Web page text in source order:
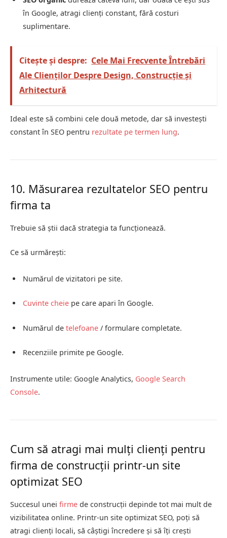
în Google, atragi clienți constant, fără costuri
suplimentare.
Citește și despre: Cele Mai Frecvente Întrebări
Ale Clienților Despre Design, Construcție și
Arhitectură
Ideal este să combini cele două metode, dar să investești
constant în SEO pentru rezultate pe termen lung.
10. Măsurarea rezultatelor SEO pentru
firma ta
Trebuie să știi dacă strategia ta funcționează.
Ce să urmărești:
Numărul de vizitatori pe site.
Cuvinte cheie pe care apari în Google.
Numărul de telefoane / formulare completate.
Recenziile primite pe Google.
Instrumente utile: Google Analytics, Google Search
Console.
Cum să atragi mai mulți clienți pentru
firma de construcții printr-un site
optimizat SEO
Succesul unei firme de construcții depinde tot mai mult de
vizibilitatea online. Printr-un site optimizat SEO, poți să
atragi clienți locali, să câștigi încredere și să îți crești